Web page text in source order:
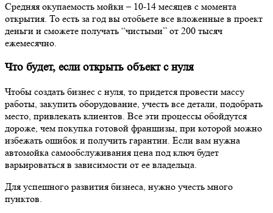
Средняя окупаемость мойки – 10-14 месяцев с момента
открытия. То есть за год вы отобьете все вложенные в проект
деньги и сможете получать “чистыми” от 200 тысяч
ежемесячно.
Что будет, если открыть объект с нуля
Чтобы создать бизнес с нуля, то придется провести массу
работы, закупить оборудование, учесть все детали, подобрать
место, привлекать клиентов. Все эти процессы обойдутся
дороже, чем покупка готовой франшизы, при которой можно
избежать ошибок и получить гарантии. Если вам нужна
автомойка самообслуживания цена под ключ будет
варьироваться в зависимости от ее владельца.
Для успешного развития бизнеса, нужно учесть много
пунктов.